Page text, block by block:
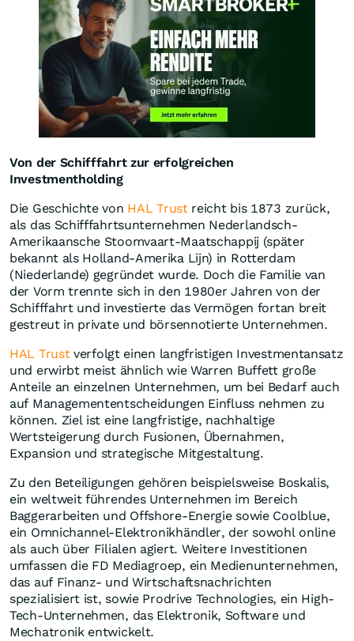
Von der Schifffahrt zur erfolgreichen
Investmentholding
Die Geschichte von HAL Trustreicht bis 1873 zurück,
als das Schifffahrtsunternehmen Nederlandsch-
Amerikaansche Stoomvaart-Maatschappij (später
bekannt als Holland-Amerika Lijn) in Rotterdam
(Niederlande) gegründet wurde. Doch die Familie van
der Vorm trennte sich in den 1980er Jahren von der
Schifffahrt und investierte das Vermögen fortan breit
gestreut in private und börsennotierte Unternehmen.
HAL Trustverfolgt einen langfristigen Investmentansatz
und erwirbt meist ähnlich wie Warren Buffett große
Anteile an einzelnen Unternehmen, um bei Bedarf auch
auf Managemententscheidungen Einfluss nehmen zu
können. Ziel ist eine langfristige, nachhaltige
Wertsteigerung durch Fusionen, Übernahmen,
Expansion und strategische Mitgestaltung.
Zu den Beteiligungen gehören beispielsweise Boskalis,
ein weltweit führendes Unternehmen im Bereich
Baggerarbeiten und Offshore-Energie sowie Coolblue,
ein Omnichannel-Elektronikhändler, der sowohl online
als auch über Filialen agiert. Weitere Investitionen
umfassen die FD Mediagroep, ein Medienunternehmen,
das auf Finanz- und Wirtschaftsnachrichten
spezialisiert ist, sowie Prodrive Technologies, ein High-
Tech-Unternehmen, das Elektronik, Software und
Mechatronik entwickelt.